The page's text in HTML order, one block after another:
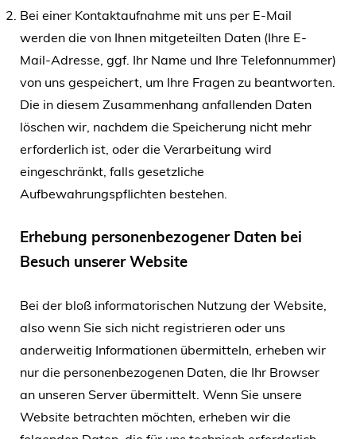
Bei einer Kontaktaufnahme mit uns per E-Mail
werden die von Ihnen mitgeteilten Daten (Ihre E-
Mail-Adresse, ggf. Ihr Name und Ihre Telefonnummer)
von uns gespeichert, um Ihre Fragen zu beantworten.
Die in diesem Zusammenhang anfallenden Daten
löschen wir, nachdem die Speicherung nicht mehr
erforderlich ist, oder die Verarbeitung wird
eingeschränkt, falls gesetzliche
Aufbewahrungspflichten bestehen.
Erhebung personenbezogener Daten bei
Besuch unserer Website
Bei der bloß informatorischen Nutzung der Website,
also wenn Sie sich nicht registrieren oder uns
anderweitig Informationen übermitteln, erheben wir
nur die personenbezogenen Daten, die Ihr Browser
an unseren Server übermittelt. Wenn Sie unsere
Website betrachten möchten, erheben wir die